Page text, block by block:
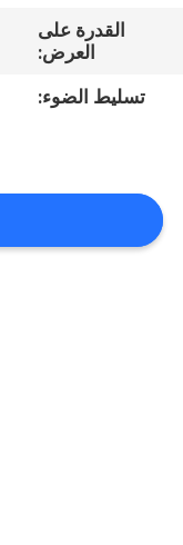
اتصل
اطلب
اقتباس
القدرة على
العرض:
تسليط الضوء: